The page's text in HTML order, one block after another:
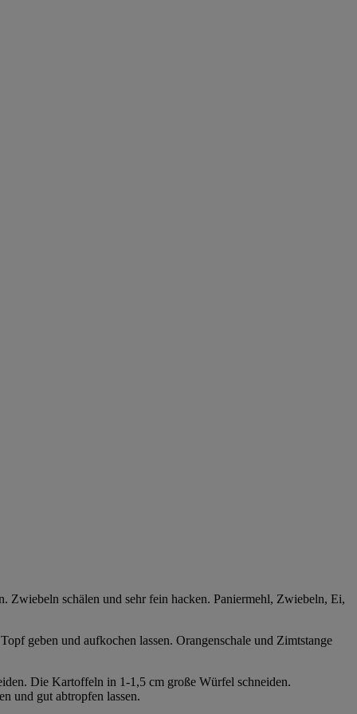
Zwiebeln schälen und sehr fein hacken. Paniermehl, Zwiebeln, Ei,
geben und aufkochen lassen. Orangenschale und Zimtstange
Die Kartoffeln in 1-1,5 cm große Würfel schneiden.
und gut abtropfen lassen.